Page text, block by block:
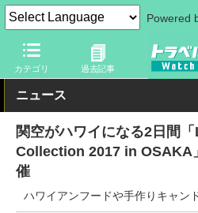
Powered
カテゴリ 過去記事
トラベル Watch 地域 海外旅行
ニュース
関空がハワイになる2日間
Collection 2017 in OSAKA
催
ハワイアンフードや手作りキャン